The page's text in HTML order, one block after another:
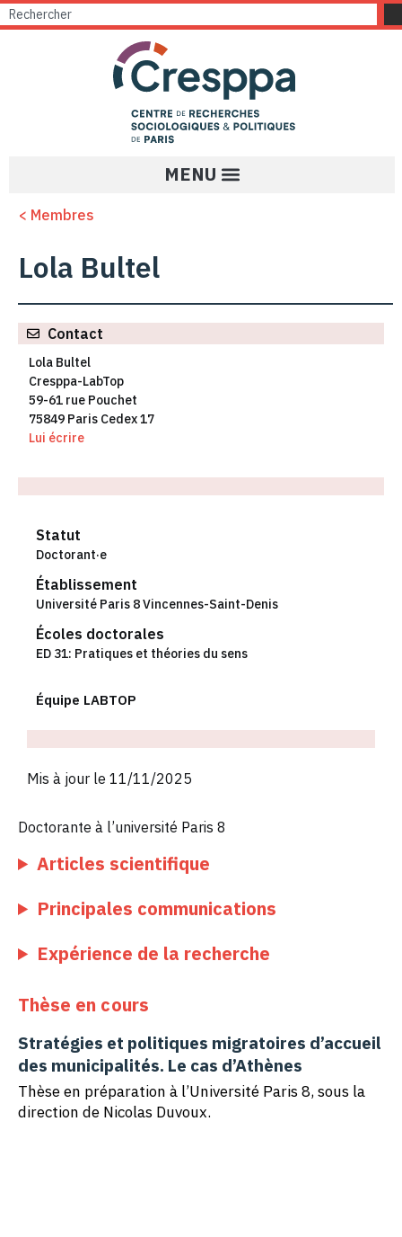
< Membres
Lola Bultel
Doctorante à l’université Paris 8
Articles scientifique
Principales communications
Expérience de la recherche
Thèse en cours
Stratégies et politiques migratoires d’accueil
des municipalités. Le cas d’Athènes
Thèse en préparation à l’Université Paris 8, sous la
direction de Nicolas Duvoux.
Contact
Lola Bultel
Cresppa-LabTop
59-61 rue Pouchet
75849 Paris Cedex 17
Lui écrire
Statut
Doctorant·e
Établissement
Université Paris 8 Vincennes-Saint-Denis
Écoles doctorales
ED 31: Pratiques et théories du sens
Équipe LABTOP
Mis à jour le 11/11/2025